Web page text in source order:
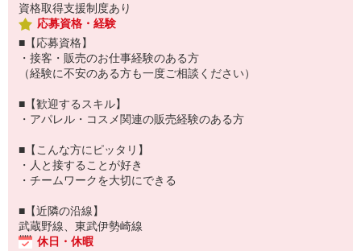
資格取得支援制度あり
応募資格・経験
■【応募資格】
・接客・販売のお仕事経験のある方
（経験に不安のある方も一度ご相談ください）
■【歓迎するスキル】
・アパレル・コスメ関連の販売経験のある方
■【こんな方にピッタリ】
・人と接することが好き
・チームワークを大切にできる
■【近隣の沿線】
武蔵野線、東武伊勢崎線
休日・休暇